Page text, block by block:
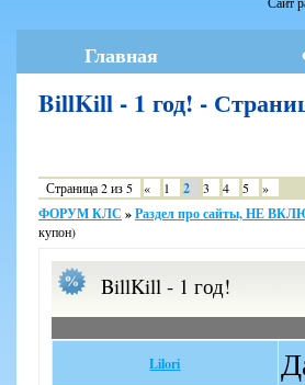
Главная
BillKill - 1 год! -
Страница2из 5 « 1 2 3 4 5 »
ФОРУМ КЛС »Раздел про сайты, НЕ
купон)
BillKill - 1 год!
Lilori